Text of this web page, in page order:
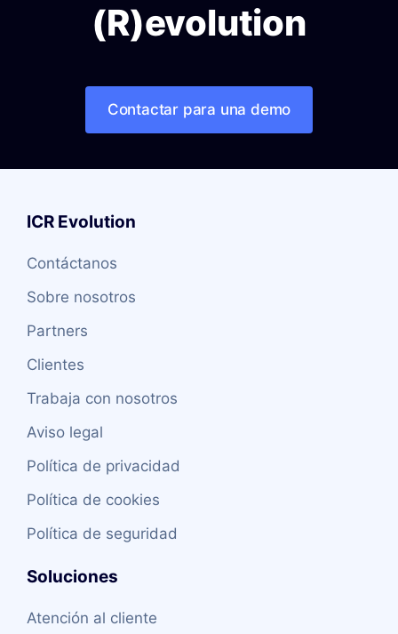
(R)evolution
Contactar para una demo
ICR Evolution
Contáctanos
Sobre nosotros
Partners
Clientes
Trabaja con nosotros
Aviso legal
Política de privacidad
Política de cookies
Política de seguridad
Soluciones
Atención al cliente